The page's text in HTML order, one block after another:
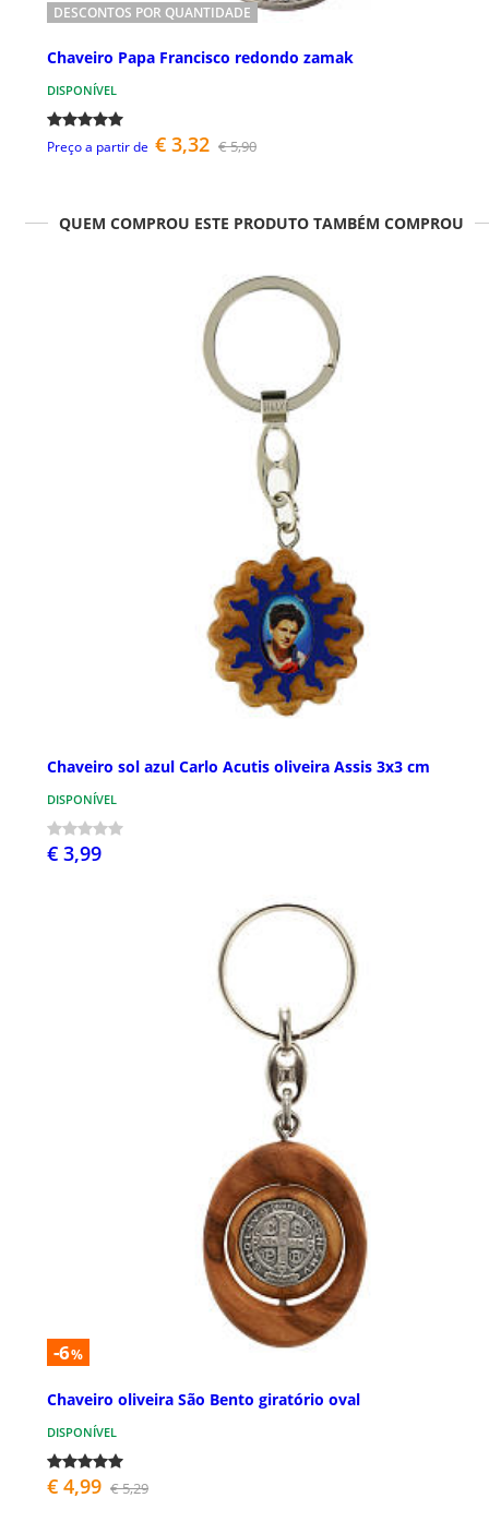
DESCONTOS POR QUANTIDADE
Chaveiro Papa Francisco redondo zamak
DISPONÍVEL
Preço a partir de € 3,32 € 5,90
QUEM COMPROU ESTE PRODUTO TAMBÉM COMPROU
Chaveiro sol azul Carlo Acutis oliveira Assis 3x3 cm
DISPONÍVEL
€ 3,99
-6%
Chaveiro oliveira São Bento giratório oval
DISPONÍVEL
€ 4,99 € 5,29